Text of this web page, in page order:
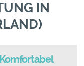
IN
Komfortabel